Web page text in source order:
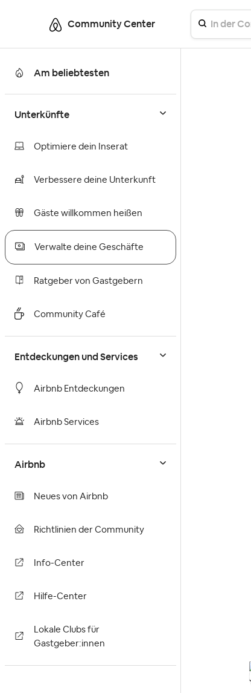
Community Center
Am beliebtesten
Unterkünfte
Optimiere dein Inserat
Verbessere deine Unterkunft
Gäste willkommen heißen
Verwalte deine Geschäfte
Ratgeber von Gastgebern
Community Café
Entdeckungen und Services
Airbnb Entdeckungen
Airbnb Services
Airbnb
Neues von Airbnb
Richtlinien der Community
Info-Center
Hilfe-Center
Lokale Clubs für
Gastgeber:innen